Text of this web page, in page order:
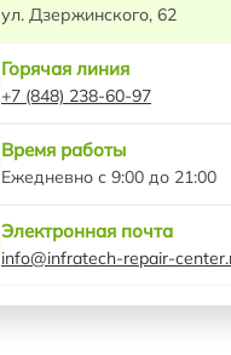
ул. Дзержинского, 62
Горячая линия
+7 (848) 238-60-97
Время работы
Ежедневно с 9:00 до 21:00
Электронная почта
info@infratech-repair-